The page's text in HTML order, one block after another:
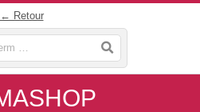
← Retour